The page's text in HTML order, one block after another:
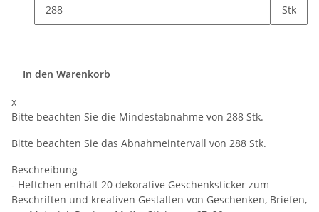
Stk
In den Warenkorb
x
Bitte beachten Sie die Mindestabnahme von 288 Stk.
Bitte beachten Sie das Abnahmeintervall von 288 Stk.
Beschreibung
- Heftchen enthält 20 dekorative Geschenksticker zum
Beschriften und kreativen Gestalten von Geschenken, Briefen,